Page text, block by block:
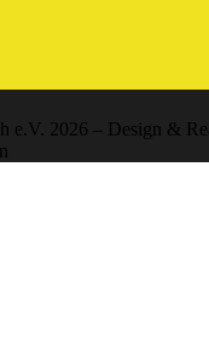
e.V. 2026 – Design &